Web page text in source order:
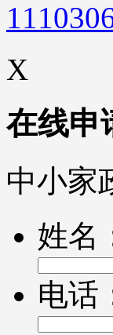
X
在线申
中小家
姓名
电话